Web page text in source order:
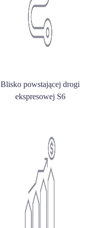
Blisko powstającej drogi
ekspresowej S6